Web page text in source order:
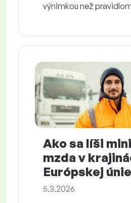
výnimkou než
Ako sa líši
mzda v
Európskej
5.3.2026